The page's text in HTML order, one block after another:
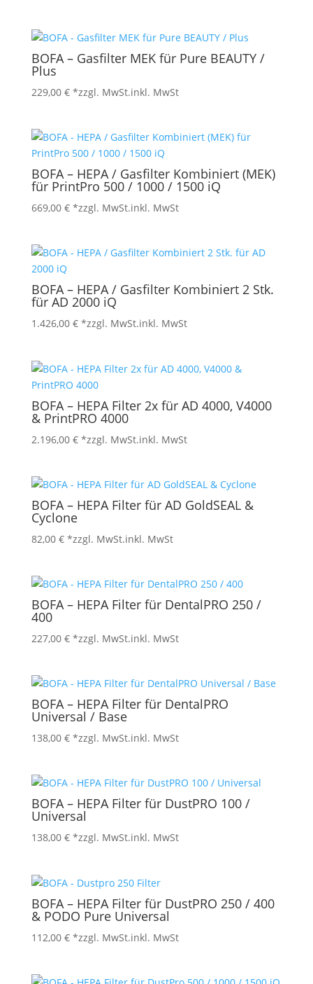
BOFA – Gasfilter MEK für Pure BEAUTY /
Plus
229,00 € *zzgl. MwSt.inkl. MwSt
BOFA – HEPA / Gasfilter Kombiniert (MEK)
für PrintPro 500 / 1000 / 1500 iQ
669,00 € *zzgl. MwSt.inkl. MwSt
BOFA – HEPA / Gasfilter Kombiniert 2 Stk.
für AD 2000 iQ
1.426,00 € *zzgl. MwSt.inkl. MwSt
BOFA – HEPA Filter 2x für AD 4000, V4000
& PrintPRO 4000
2.196,00 € *zzgl. MwSt.inkl. MwSt
BOFA – HEPA Filter für AD GoldSEAL &
Cyclone
82,00 € *zzgl. MwSt.inkl. MwSt
BOFA – HEPA Filter für DentalPRO 250 /
400
227,00 € *zzgl. MwSt.inkl. MwSt
BOFA – HEPA Filter für DentalPRO
Universal / Base
138,00 € *zzgl. MwSt.inkl. MwSt
BOFA – HEPA Filter für DustPRO 100 /
Universal
138,00 € *zzgl. MwSt.inkl. MwSt
BOFA – HEPA Filter für DustPRO 250 / 400
& PODO Pure Universal
112,00 € *zzgl. MwSt.inkl. MwSt